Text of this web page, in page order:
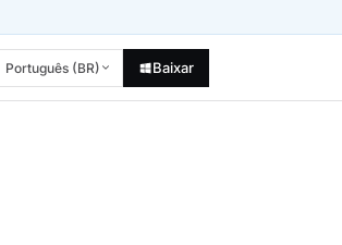
Português (BR) Baixar